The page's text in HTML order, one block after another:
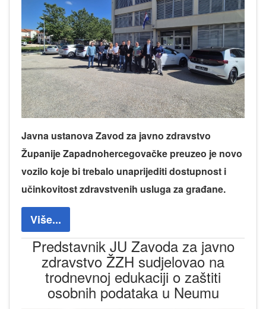
Javna ustanova Zavod za javno zdravstvo
Županije Zapadnohercegovačke preuzeo je novo
vozilo koje bi trebalo unaprijediti dostupnost i
učinkovitost zdravstvenih usluga za građane.
Više...
Predstavnik JU Zavoda za javno
zdravstvo ŽZH sudjelovao na
trodnevnoj edukaciji o zaštiti
osobnih podataka u Neumu